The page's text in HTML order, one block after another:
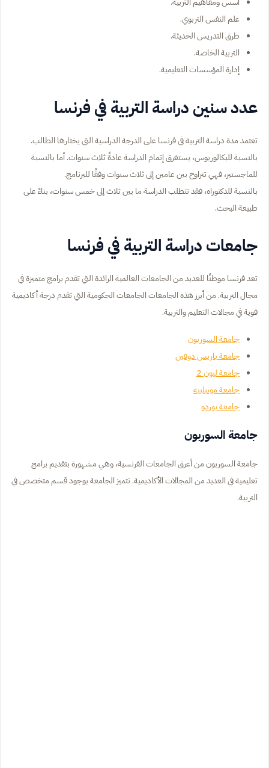
علم النفس التربوي.
طرق التدريس الحديثة.
التربية الخاصة.
إدارة المؤسسات التعليمية.
عدد سنين دراسة التربية في فرنسا
تعتمد مدة دراسة التربية في فرنسا على الدرجة الدراسية التي يختارها الطالب.
بالنسبة للبكالوريوس، يستغرق إتمام الدراسة عادةً ثلاث سنوات. أما بالنسبة
للماجستير، فهي تتراوح بين عامين إلى ثلاث سنوات وفقًا للبرنامج.
بالنسبة للدكتوراه، فقد تتطلب الدراسة ما بين ثلاث إلى خمس سنوات، بناءً على
طبيعة البحث.
جامعات دراسة التربية في فرنسا
تعد فرنسا موطنًا للعديد من الجامعات العالمية الرائدة التي تقدم برامج متميزة في
مجال التربية. من أبرز هذه الجامعات الجامعات الحكومية التي تقدم درجة أكاديمية
قوية في مجالات التعليم والتربية.
جامعة السوربون
جامعة باريس دوفين
جامعة ليون 2
جامعة مونبلييه
جامعة بوردو
جامعة السوربون
جامعة السوربون من أعرق الجامعات الفرنسية، وهي مشهورة بتقديم برامج
تعليمية في العديد من المجالات الأكاديمية. تتميز الجامعة بوجود قسم متخصص في
التربية.